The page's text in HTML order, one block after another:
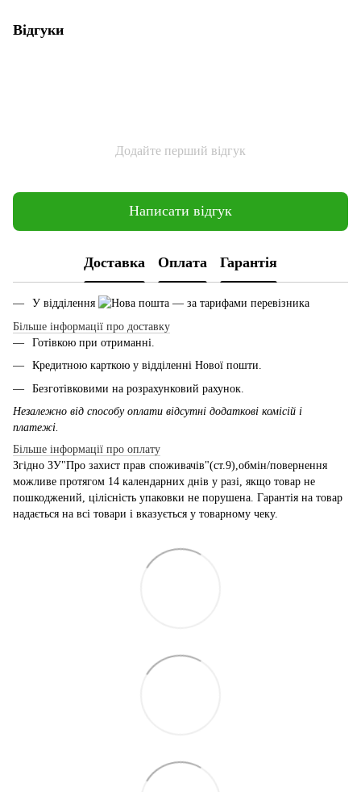
Відгуки
Додайте перший відгук
Написати відгук
Доставка Оплата Гарантія
У відділення
— за тарифами перевізника
Більше інформації про доставку
Готівкою при отриманні.
Кредитною карткою у відділенні Нової пошти.
Безготівковими на розрахунковий рахунок.
Незалежно від способу оплати відсутні додаткові комісій і
платежі.
Більше інформації про оплату
Згідно ЗУ"Про захист прав споживачів"(ст.9),обмін/повернення
можливе протягом 14 календарних днів у разі, якщо товар не
пошкоджений, цілісність упаковки не порушена. Гарантія на товар
надається на всі товари і вказується у товарному чеку.